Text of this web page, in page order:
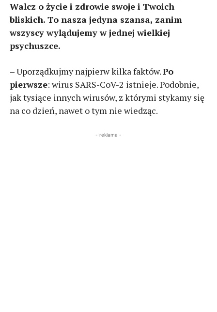
Walcz o życie i zdrowie swoje i Twoich
bliskich. To nasza jedyna szansa, zanim
wszyscy wylądujemy w jednej wielkiej
psychuszce.
– Uporządkujmy najpierw kilka faktów.Po
pierwsze: wirus SARS-CoV-2 istnieje. Podobnie,
jak tysiące innych wirusów, z którymi stykamy się
na co dzień, nawet o tym nie wiedząc.
- reklama -